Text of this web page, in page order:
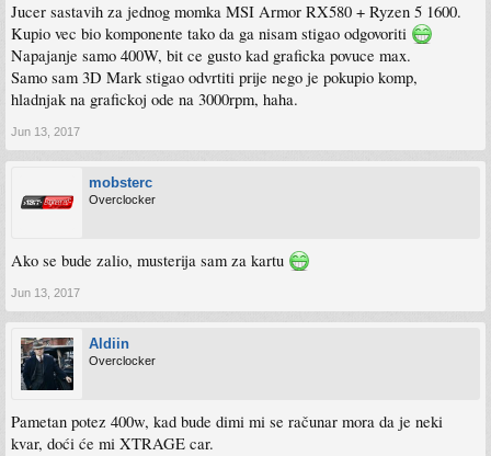
Jucer sastavih za jednog momka MSI Armor RX580 + Ryzen 5 1600.
Kupio vec bio komponente tako da ga nisam stigao odgovoriti
Napajanje samo 400W, bit ce gusto kad graficka povuce max.
Samo sam 3D Mark stigao odvrtiti prije nego je pokupio komp,
hladnjak na grafickoj ode na 3000rpm, haha.
Jun 13, 2017
mobsterc
Overclocker
Ako se bude zalio, musterija sam za kartu
Jun 13, 2017
Aldiin
Overclocker
Pametan potez 400w, kad bude dimi mi se računar mora da je neki
kvar, doći će mi XTRAGE car.